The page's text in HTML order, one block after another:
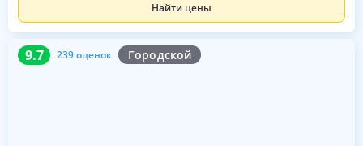
Найти цены
9.7 239 оценок Городской
9.7 239 оценок